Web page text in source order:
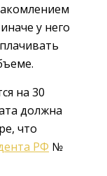
у него
на 30
должна
что
РФ №